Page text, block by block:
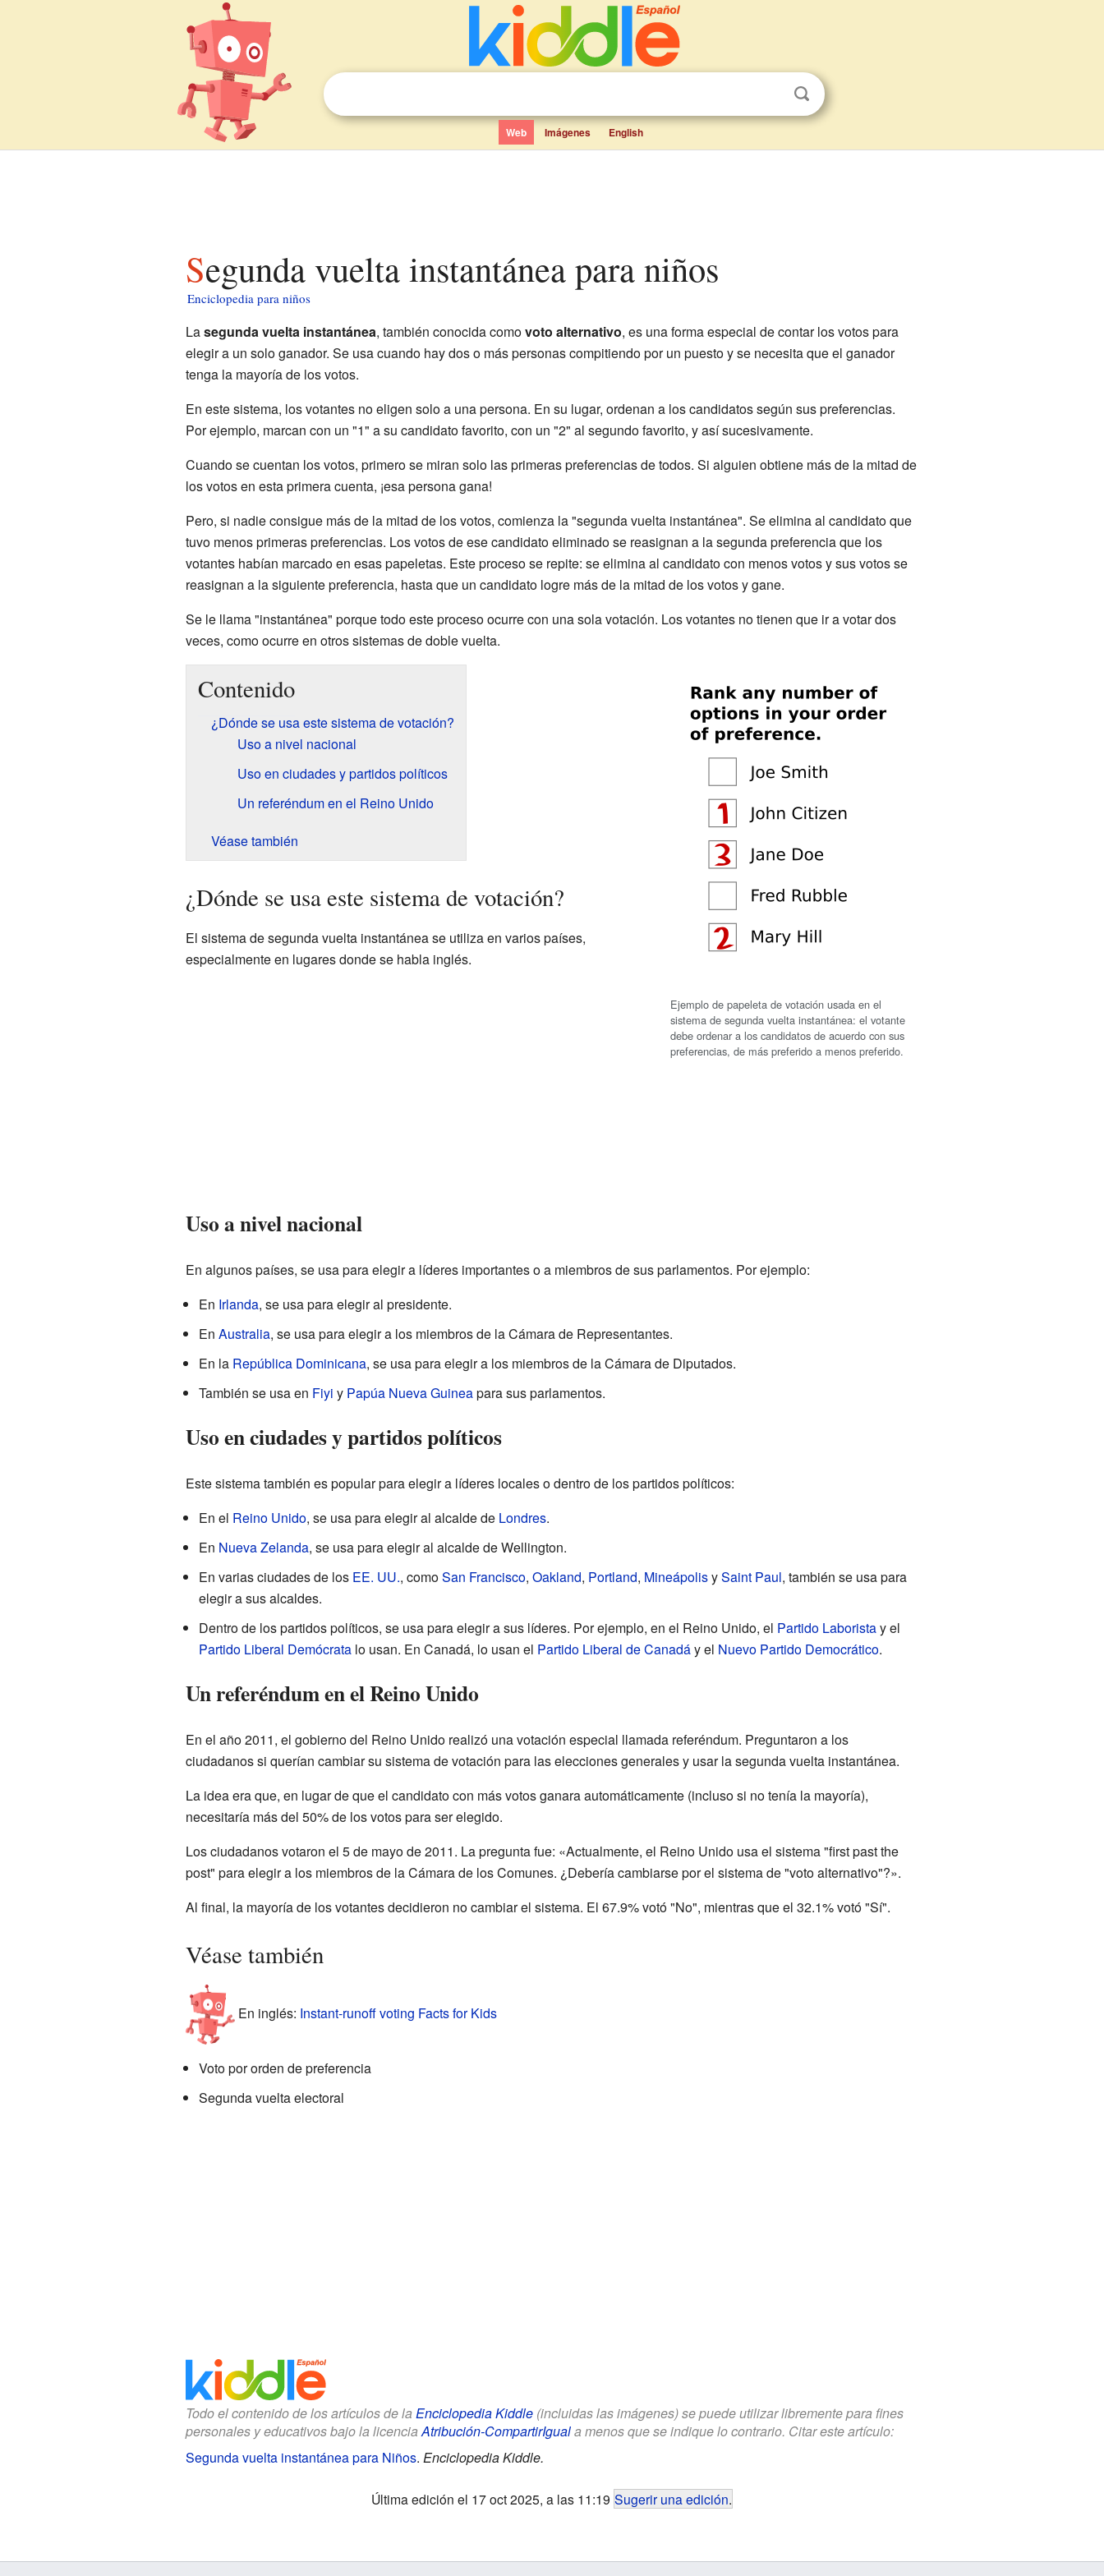
Web Imágenes English
Segunda vuelta instantánea para niños
Enciclopedia para niños
Lasegunda vuelta instantánea, también conocida comovoto alternativo, es una forma especial de contar los votos para
elegir a un solo ganador. Se usa cuando hay dos o más personas compitiendo por un puesto y se necesita que el ganador
tenga la mayoría de los votos.
En este sistema, los votantes no eligen solo a una persona. En su lugar, ordenan a los candidatos según sus preferencias.
Por ejemplo, marcan con un "1" a su candidato favorito, con un "2" al segundo favorito, y así sucesivamente.
Cuando se cuentan los votos, primero se miran solo las primeras preferencias de todos. Si alguien obtiene más de la mitad de
los votos en esta primera cuenta, ¡esa persona gana!
Pero, si nadie consigue más de la mitad de los votos, comienza la "segunda vuelta instantánea". Se elimina al candidato que
tuvo menos primeras preferencias. Los votos de ese candidato eliminado se reasignan a la segunda preferencia que los
votantes habían marcado en esas papeletas. Este proceso se repite: se elimina al candidato con menos votos y sus votos se
reasignan a la siguiente preferencia, hasta que un candidato logre más de la mitad de los votos y gane.
Se le llama "instantánea" porque todo este proceso ocurre con una sola votación. Los votantes no tienen que ir a votar dos
veces, como ocurre en otros sistemas de doble vuelta.
Ejemplo de papeleta de votación usada en el
sistema de segunda vuelta instantánea: el votante
debe ordenar a los candidatos de acuerdo con sus
preferencias, de más preferido a menos preferido.
Contenido
¿Dónde se usa este sistema de votación?
Uso a nivel nacional
Uso en ciudades y partidos políticos
Un referéndum en el Reino Unido
Véase también
¿Dónde se usa este sistema de votación?
El sistema de segunda vuelta instantánea se utiliza en varios países,
especialmente en lugares donde se habla inglés.
Uso a nivel nacional
En algunos países, se usa para elegir a líderes importantes o a miembros de sus parlamentos. Por ejemplo:
En Irlanda, se usa para elegir al presidente.
En Australia, se usa para elegir a los miembros de la Cámara de Representantes.
En la República Dominicana, se usa para elegir a los miembros de la Cámara de Diputados.
También se usa en Fiyi y Papúa Nueva Guineapara sus parlamentos.
Uso en ciudades y partidos políticos
Este sistema también es popular para elegir a líderes locales o dentro de los partidos políticos:
En el Reino Unido, se usa para elegir al alcalde de Londres.
En Nueva Zelanda, se usa para elegir al alcalde de Wellington.
En varias ciudades de los EE. UU., comoSan Francisco, Oakland, Portland, MineápolisySaint Paul, también se usa para
elegir a sus alcaldes.
Dentro de los partidos políticos, se usa para elegir a sus líderes. Por ejemplo, en el Reino Unido, el Partido Laboristay el
Partido Liberal Demócratalo usan. En Canadá, lo usan el Partido Liberal de Canadáy el Nuevo Partido Democrático.
Un referéndum en el Reino Unido
En el año 2011, el gobierno del Reino Unido realizó una votación especial llamada referéndum. Preguntaron a los
ciudadanos si querían cambiar su sistema de votación para las elecciones generales y usar la segunda vuelta instantánea.
La idea era que, en lugar de que el candidato con más votos ganara automáticamente (incluso si no tenía la mayoría),
necesitaría más del 50% de los votos para ser elegido.
Los ciudadanos votaron el 5 de mayo de 2011. La pregunta fue: «Actualmente, el Reino Unido usa el sistema "first past the
post" para elegir a los miembros de la Cámara de los Comunes. ¿Debería cambiarse por el sistema de "voto alternativo"?».
Al final, la mayoría de los votantes decidieron no cambiar el sistema. El 67.9% votó "No", mientras que el 32.1% votó "Sí".
Véase también
En inglés: Instant-runoff voting Facts for Kids
Voto por orden de preferencia
Segunda vuelta electoral
Todo el contenido de los artículos de la Enciclopedia Kiddle(incluidas las imágenes) se puede utilizar libremente para fines
personales y educativos bajo la licenciaAtribución-CompartirIguala menos que se indique lo contrario. Citar este artículo:
Segunda vuelta instantánea para Niños. Enciclopedia Kiddle.
Última edición el 17 oct 2025, a las 11:19 Sugerir una edición.